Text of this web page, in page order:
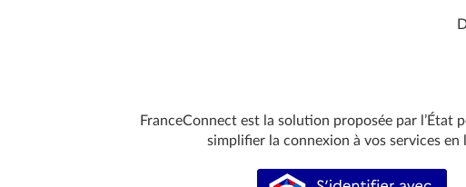
FranceConnect est la solution proposée par l’État
simplifier la connexion à vos services en
S’identifier avec